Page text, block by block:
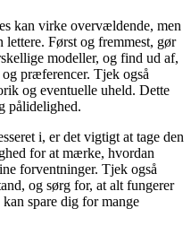
kan virke overvældende, men
lettere. Først og fremmest, gør
modeller, og find ud af,
præferencer. Tjek også
og eventuelle uheld. Dette
pålidelighed.
i, er det vigtigt at tage den
for at mærke, hvordan
forventninger. Tjek også
og sørg for, at alt fungerer
spare dig for mange